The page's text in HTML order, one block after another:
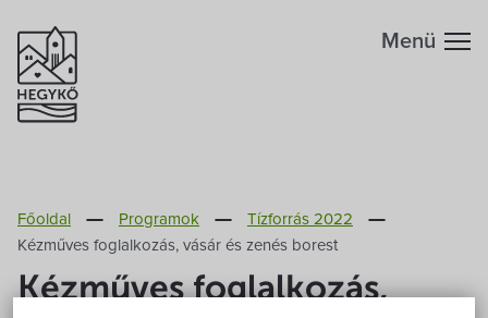
Megközelítés
Fontos telefonszámok
Szabadidő
Menü
Főoldal Programok
Tízforrás 2022
Kézműves foglalkozás, vásár és zenés borest
Kézműves foglalkozás,